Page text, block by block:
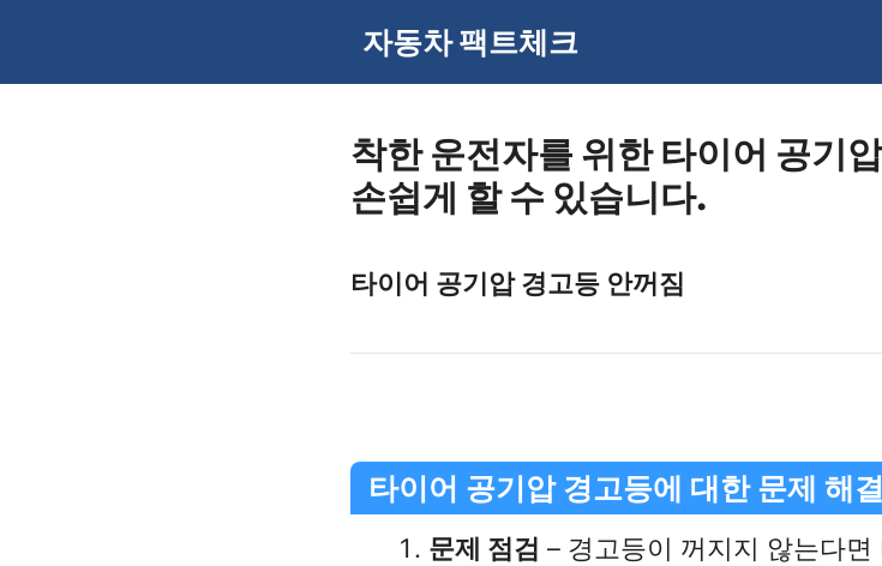
자동차 팩트체크
착한 운전자를 위한 타이어 공기
손쉽게 할 수 있습니다.
타이어 공기압 경고등 안꺼짐
타이어 공기압 경고등에 대한 문제 해
문제 점검 – 경고등이 꺼지지 않는다